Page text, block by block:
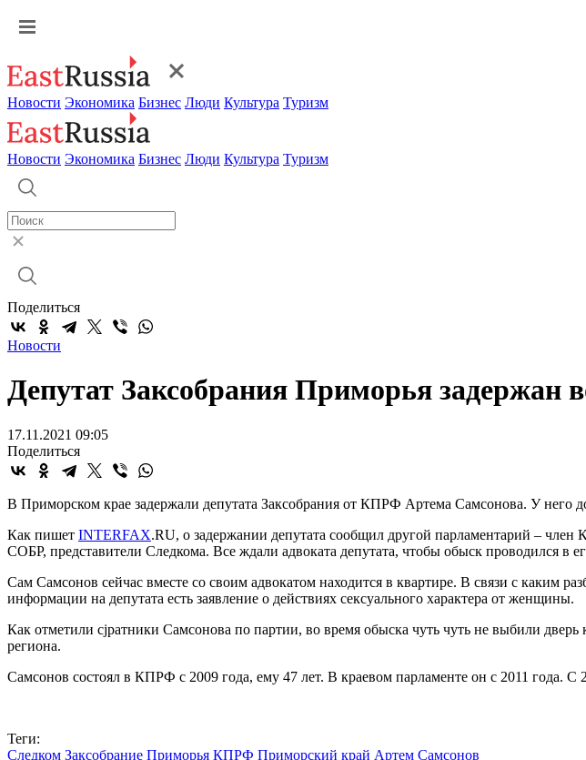
Новости Экономика Бизнес Люди Культура Туризм
Новости Экономика Бизнес Люди Культура Туризм
Поделиться
Новости
Депутат Заксобрания Приморья задержан
17.11.2021 09:05
Поделиться
В Приморском крае задержали депутата Заксобрания от КПРФ Артема Самсонова. У него
Как пишет INTERFAX.RU, о задержании депутата сообщил другой парламентарий –
СОБР, представители Следкома. Все ждали адвоката депутата, чтобы обыск проводился в
Сам Самсонов сейчас вместе со своим адвокатом находится в квартире. В связи с каким
информации на депутата есть заявление о действиях сексуального характера от женщины.
Как отметили сjратники Самсонова по партии, во время обыска чуть чуть не выбили
региона.
Самсонов состоял в КПРФ с 2009 года, ему 47 лет. В краевом парламенте он с 2011 года.
Теги:
Следком Заксобрание Приморья КПРФ Приморский край Артем Самсонов